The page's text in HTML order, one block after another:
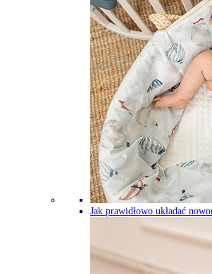
Jak prawidłowo układać